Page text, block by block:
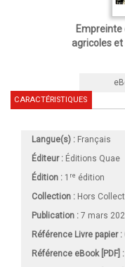
Empreinte
agricoles
CARACTÉRISTIQUES
Langue(s) : Français
Éditeur : Éditions Quae
Édition : 1 re édition
Collection : Hors
Publication : 7 mars
Référence Livre papier :
Référence eBook [PDF] :